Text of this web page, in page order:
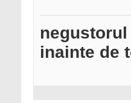
inainte de